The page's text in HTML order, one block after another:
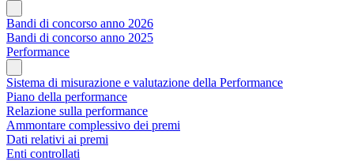
Bandi di concorso anno 2026
Bandi di concorso anno 2025
Performance
Sistema di misurazione e valutazione della Performance
Piano della performance
Relazione sulla performance
Ammontare complessivo dei premi
Dati relativi ai premi
Enti controllati